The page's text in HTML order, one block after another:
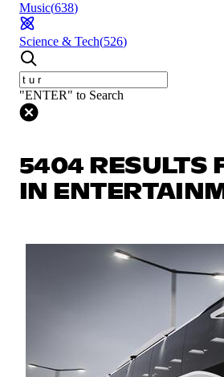
Music(638)
Science & Tech(526)
"ENTER" to Search
5404 RESULTS
IN